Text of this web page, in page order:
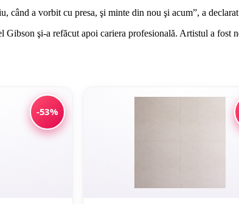
a vorbit cu presa, şi minte din nou şi acum”, a
şi-a refăcut apoi cariera profesională. Artistul a
-53%